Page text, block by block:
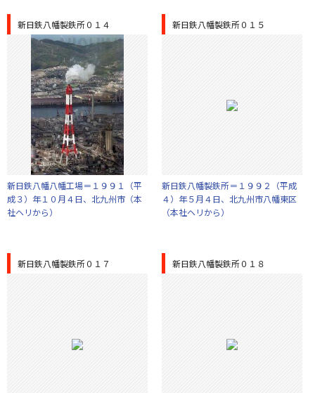
新日鉄八幡製鉄所０１４
新日鉄八幡八幡工場＝１９９１（平
成３）年１０月４日、北九州市（本
社ヘリから）
新日鉄八幡製鉄所０１５
新日鉄八幡製鉄所＝１９９２（平成
４）年５月４日、北九州市八幡東区
（本社ヘリから）
新日鉄八幡製鉄所０１７ 新日鉄八幡製鉄所０１８